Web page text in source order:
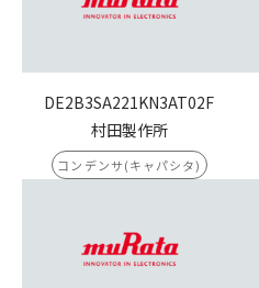
DE2B3SA221KN3AT02F
村田製作所
コンデンサ(キャパシタ)